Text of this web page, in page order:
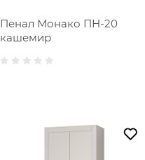
Пенал Монако ПН-20
кашемир